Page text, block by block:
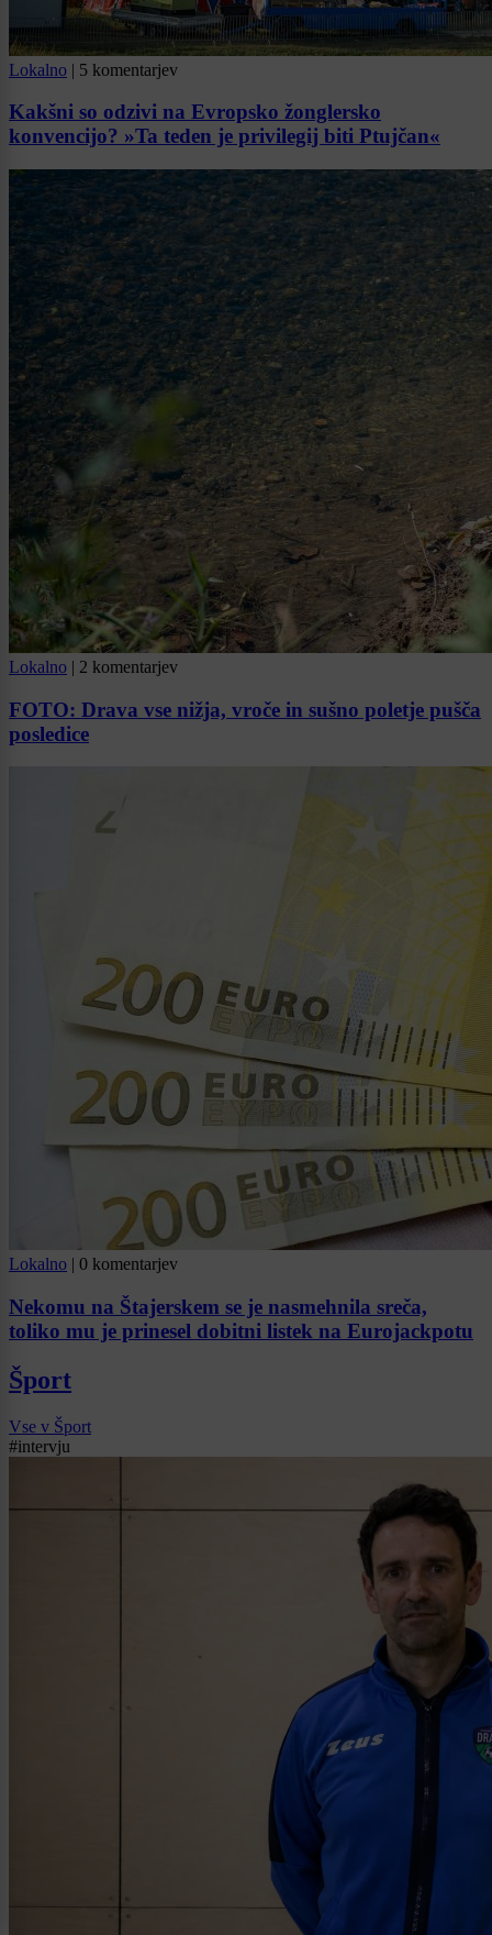
Lokalno | 5 komentarjev
Kakšni so odzivi na Evropsko žonglersko
konvencijo? »Ta teden je privilegij biti Ptujčan«
Lokalno | 2 komentarjev
FOTO: Drava vse nižja, vroče in sušno poletje pušča
posledice
Lokalno | 0 komentarjev
Nekomu na Štajerskem se je nasmehnila sreča,
toliko mu je prinesel dobitni listek na Eurojackpotu
Šport
Vse v Šport
#intervju